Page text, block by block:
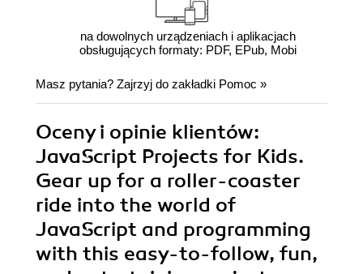
na dowolnych urządzeniach i aplikacjach
obsługujących formaty: PDF, EPub, Mobi
Masz pytania? Zajrzyj do zakładki Pomoc »
Oceny i opinie klientów:
JavaScript Projects for Kids.
Gear up for a roller-coaster
ride into the world of
JavaScript and programming
with this easy-to-follow, fun,